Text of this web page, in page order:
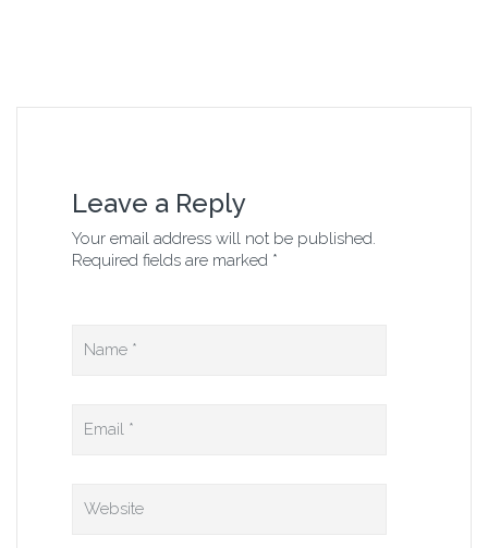
Leave a Reply
Your email address will not be published.
Required fields are marked *